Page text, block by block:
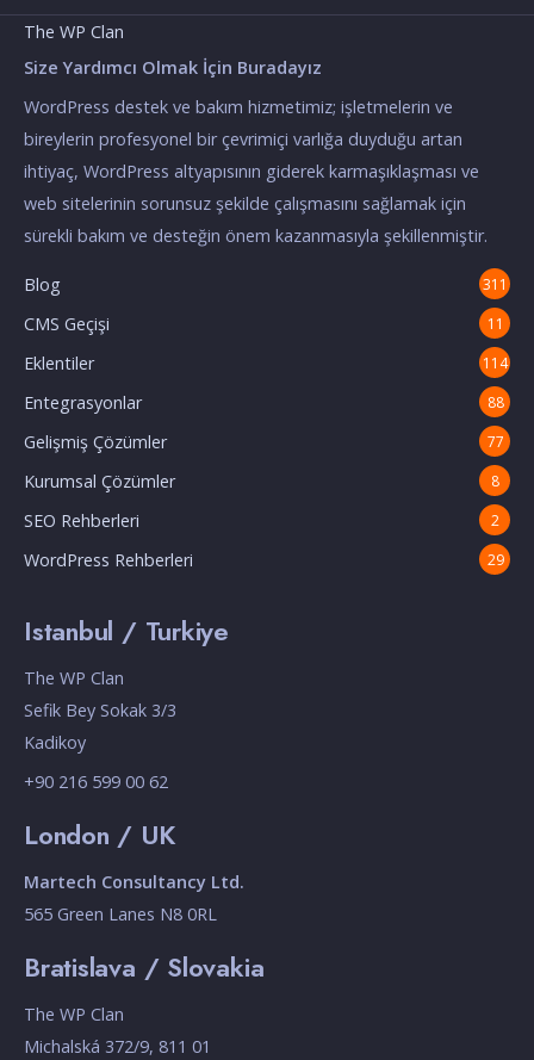
The WP Clan
Size Yardımcı Olmak İçin Buradayız
WordPress destek ve bakım hizmetimiz; işletmelerin ve
bireylerin profesyonel bir çevrimiçi varlığa duyduğu artan
ihtiyaç, WordPress altyapısının giderek karmaşıklaşması ve
web sitelerinin sorunsuz şekilde çalışmasını sağlamak için
sürekli bakım ve desteğin önem kazanmasıyla şekillenmiştir.
Blog 311
CMS Geçişi 11
Eklentiler 114
Entegrasyonlar 88
Gelişmiş Çözümler 77
Kurumsal Çözümler 8
SEO Rehberleri 2
WordPress Rehberleri 29
Istanbul / Turkiye
The WP Clan
Sefik Bey Sokak 3/3
Kadikoy
+90 216 599 00 62
London / UK
Martech Consultancy Ltd.
565 Green Lanes N8 0RL
Bratislava / Slovakia
The WP Clan
Michalská 372/9, 811 01